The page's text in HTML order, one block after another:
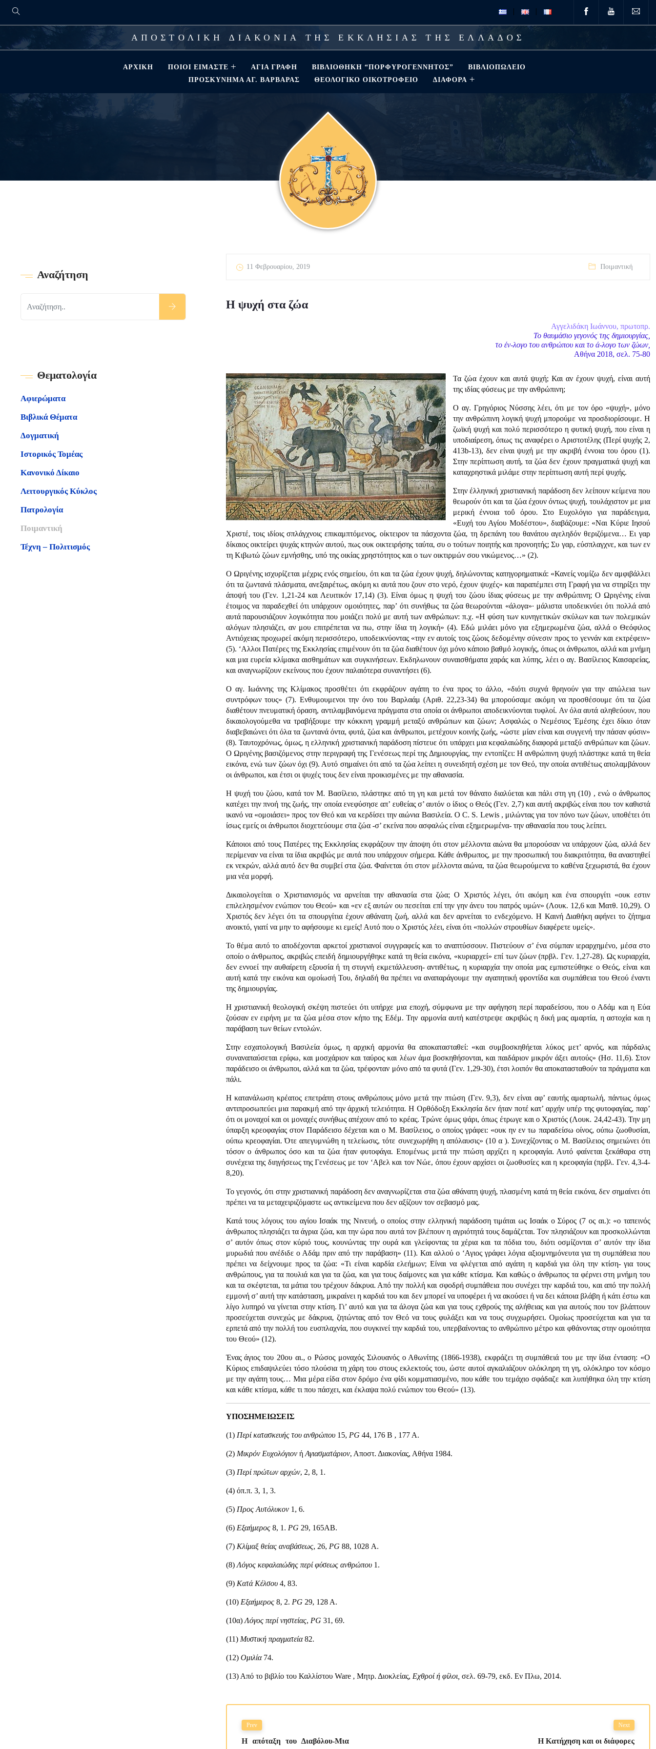
ΑΠΟΣΤΟΛΙΚΗ ΔΙΑΚΟΝΙΑ ΤΗΣ ΕΚΚΛΗΣΙΑΣ ΤΗΣ ΕΛΛΑΔΟΣ
ΑΡΧΙΚΉ ΠΟΙΟΊ ΕΊΜΑΣΤΕ ΑΓΊΑ ΓΡΑΦΉ ΒΙΒΛΙΟΘΗΚΗ “ΠΟΡΦΥΡΟΓΕΝΝΗΤΟΣ”
ΒΙΒΛΙΟΠΩΛΕΊΟ
ΠΡΟΣΚΎΝΗΜΑ ΑΓ. ΒΑΡΒΆΡΑΣ
ΘΕΟΛΟΓΙΚΌ ΟΙΚΟΤΡΟΦΕΊΟ ΔΙΑΦΟΡΑ
11 Φεβρουαρίου, 2019 Ποιμαντική
Η ψυχή στα ζώα
Αγγελιδάκη Ιωάννου, πρωτοπρ.
Το θαυμάσιο γεγονός της δημιουργίας,
το έν-λογο του ανθρώπου και το ά-λογο των ζώων,
Αθήνα 2018, σελ. 75-80
Τα ζώα έχουν και αυτά ψυχή; Και αν έχουν ψυχή, είναι αυτή
της ιδίας φύσεως με την ανθρώπινη;
Ο αγ. Γρηγόριος Νύσσης λέει, ότι με τον όρο «ψυχή», μόνο
την ανθρώπινη λογική ψυχή μπορούμε να προσδιορίσουμε. Η
ζωϊκή ψυχή και πολύ περισσότερο η φυτική ψυχή, που είναι η
υποδιαίρεση, όπως τις αναφέρει ο Αριστοτέλης (Περί ψυχής 2,
413b-13), δεν είναι ψυχή με την ακριβή έννοια του όρου (1).
Στην περίπτωση αυτή, τα ζώα δεν έχουν πραγματικά ψυχή και
καταχρηστικά μιλάμε στην περίπτωση αυτή περί ψυχής.
Στην έλληνική χριστιανική παράδοση δεν λείπουν κείμενα που
θεωρούν ότι και τα ζώα έχουν όντως ψυχή, τουλάχιστον με μια
μερική έννοια τοΰ όρου. Στο Ευχολόγιο για παράδειγμα,
«Ευχή του Αγίου Μοδέστου», διαβάζουμε: «Ναι Κύριε Ιησού
Χριστέ, τοις ιδίοις σπλάγχνοις επικαμπτόμενος, οίκτειρον τα πάσχοντα ζώα, τη δρεπάνη του θανάτου αγεληδόν θεριζόμενα… Ει γαρ
δίκαιος οικτείρει ψυχάς κτηνών αυτού, πως ουκ οικτειρήσης ταύτα, συ ο τούτων ποιητής και προνοητής; Συ γαρ, εύσπλαγχνε, και των εν
τη Κιβωτώ ζώων εμνήσθης, υπό της οικίας χρηστότητος και ο των οικτιρμών σου νικώμενος…» (2).
Ο Ωριγένης ισχυρίζεται μέχρις ενός σημείου, ότι και τα ζώα έχουν ψυχή, δηλώνοντας κατηγορηματικά: «Κανείς νομίζω δεν αμφιβάλλει
ότι τα ζωντανά πλάσματα, ανεξαιρέτως, ακόμη κι αυτά που ζουν στο νερό, έχουν ψυχές» και παραπέμπει στη Γραφή για να στηρίξει την
άποψή του (Γεν. 1,21-24 και Λευιτικόν 17,14) (3). Είναι όμως η ψυχή του ζώου ίδιας φύσεως με την ανθρώπινη; Ο Ωριγένης είναι
έτοιμος να παραδεχθεί ότι υπάρχουν ομοιότητες, παρ’ ότι συνήθως τα ζώα θεωρούνται «άλογα»· μάλιστα υποδεικνύει ότι πολλά από
αυτά παρουσιάζουν λογικότητα που μοιάζει πολύ με αυτή των ανθρώπων: π.χ. «Η φύση των κυνηγετικών σκύλων και των πολεμικών
αλόγων πλησιάζει, αν μου επιτρέπεται να πω, στην ίδια τη λογική» (4). Εδώ μιλάει μόνο για εξημερωμένα ζώα, αλλά ο Θεόφιλος
Αντιόχειας προχωρεί ακόμη περισσότερο, υποδεικνύοντας «την εν αυτοίς τοις ζώοις δεδομένην σύνεσιν προς το γεννάν και εκτρέφειν»
(5). ‘Αλλοι Πατέρες της Εκκλησίας επιμένουν ότι τα ζώα διαθέτουν όχι μόνο κάποιο βαθμό λογικής, όπως οι άνθρωποι, αλλά και μνήμη
και μια ευρεία κλίμακα αισθημάτων και συγκινήσεων. Εκδηλωνουν συναισθήματα χαράς και λύπης, λέει ο αγ. Βασίλειος Καισαρείας,
και αναγνωρίζουν εκείνους που έχουν παλαιότερα συναντήσει (6).
Ο αγ. Ιωάννης της Κλίμακος προσθέτει ότι εκφράζουν αγάπη το ένα προς το άλλο, «διότι συχνά θρηνούν για την απώλεια των
συντρόφων τους» (7). Ενθυμουμενοι την όνο του Βαρλαάμ (Αριθ. 22,23-34) θα μπορούσαμε ακόμη να προσθέσουμε ότι τα ζώα
διαθέτουν πνευματική όραση, αντιλαμβανόμενα πράγματα στα οποία οι άνθρωποι αποδεικνύονται τυφλοί. Αν όλα αυτά αληθεύουν, που
δικαιολογούμεθα να τραβήξουμε την κόκκινη γραμμή μεταξύ ανθρώπων και ζώων; Ασφαλώς ο Νεμέσιος Έμέσης έχει δίκιο όταν
διαβεβαιώνει ότι όλα τα ζωντανά όντα, φυτά, ζώα και άνθρωποι, μετέχουν κοινής ζωής, «ώστε μίαν είναι και συγγενή την πάσαν φύσιν»
(8). Ταυτοχρόνως, όμως, η ελληνική χριστιανική παράδοση πίστευε ότι υπάρχει μια κεφαλαιώδης διαφορά μεταξύ ανθρώπων και ζώων.
Ο Ωριγένης βασιζόμενος στην περιγραφή της Γενέσεως περί της Δημιουργίας, την εντοπίζει: Η ανθρώπινη ψυχή πλάστηκε κατά τη θεία
εικόνα, ενώ των ζώων όχι (9). Αυτό σημαίνει ότι από τα ζώα λείπει η συνειδητή σχέση με τον Θεό, την οποία αντιθέτως απολαμβάνουν
οι άνθρωποι, και έτσι οι ψυχές τους δεν είναι προικισμένες με την αθανασία.
Η ψυχή του ζώου, κατά τον Μ. Βασίλειο, πλάστηκε από τη γη και μετά τον θάνατο διαλύεται και πάλι στη γη (10) , ενώ ο άνθρωπος
κατέχει την πνοή της ζωής, την οποία ενεφύσησε απ’ ευθείας σ’ αυτόν ο ίδιος ο Θεός (Γεν. 2,7) και αυτή ακριβώς είναι που τον καθιστά
ικανό να «ομοιάσει» προς τον Θεό και να κερδίσει την αιώνια Βασιλεία. Ο C. S. Lewis , μιλώντας για τον πόνο των ζώων, υποθέτει ότι
ίσως εμείς οι άνθρωποι διοχετεύουμε στα ζώα -σ’ εκείνα που ασφαλώς είναι εξημερωμένα- την αθανασία που τους λείπει.
Κάποιοι από τους Πατέρες της Εκκλησίας εκφράζουν την άποψη ότι στον μέλλοντα αιώνα θα μπορούσαν να υπάρχουν ζώα, αλλά δεν
περίμεναν να είναι τα ίδια ακριβώς με αυτά που υπάρχουν σήμερα. Κάθε άνθρωπος, με την προσωπική του διακριτότητα, θα αναστηθεί
εκ νεκρών, αλλά αυτό δεν θα συμβεί στα ζώα. Φαίνεται ότι στον μέλλοντα αιώνα, τα ζώα θεωρούμενα το καθένα ξεχωριστά, θα έχουν
μια νέα μορφή.
Δικαιολογείται ο Χριστιανισμός να αρνείται την αθανασία στα ζώα; Ο Χριστός λέγει, ότι ακόμη και ένα σπουργίτι «ουκ εστιν
επιλελησμένον ενώπιον του Θεού» και «εν εξ αυτών ου πεσείται επί την γην άνευ του πατρός υμών» (Λουκ. 12,6 και Ματθ. 10,29). Ο
Χριστός δεν λέγει ότι τα σπουργίτια έχουν αθάνατη ζωή, αλλά και δεν αρνείται το ενδεχόμενο. Η Καινή Διαθήκη αφήνει το ζήτημα
ανοικτό, γιατί να μην το αφήσουμε κι εμείς! Αυτό που ο Χριστός λέει, είναι ότι «πολλών στρουθίων διαφέρετε υμείς».
Το θέμα αυτό το αποδέχονται αρκετοί χριστιανοί συγγραφείς και το αναπτύσσουν. Πιστεύουν σ’ ένα σύμπαν ιεραρχημένο, μέσα στο
οποίο ο άνθρωπος, ακριβώς επειδή δημιουργήθηκε κατά τη θεία εικόνα, «κυριαρχεί» επί των ζώων (πρβλ. Γεν. 1,27-28). Ως κυριαρχία,
δεν εννοεί την αυθαίρετη εξουσία ή τη στυγνή εκμετάλλευση- αντιθέτως, η κυριαρχία την οποία μας εμπιστεύθηκε ο Θεός, είναι και
αυτή κατά την εικόνα και ομοίωσή Του, δηλαδή θα πρέπει να αναπαράγουμε την αγαπητική φροντίδα και συμπάθεια του Θεού έναντι
της δημιουργίας.
Η χριστιανική θεολογική σκέψη πιστεύει ότι υπήρχε μια εποχή, σύμφωνα με την αφήγηση περί παραδείσου, που ο Αδάμ και η Εύα
ζούσαν εν ειρήνη με τα ζώα μέσα στον κήπο της Εδέμ. Την αρμονία αυτή κατέστρεψε ακριβώς η δική μας αμαρτία, η αστοχία και η
παράβαση των θείων εντολών.
Στην εσχατολογική Βασιλεία όμως, η αρχική αρμονία θα αποκατασταθεί: «και συμβοσκηθήεται λύκος μετ’ αρνός, και πάρδαλις
συναναπαύσεται ερίφω, και μοσχάριον και ταύρος και λέων άμα βοσκηθήσονται, και παιδάριον μικρόν άξει αυτούς» (Ησ. 11,6). Στον
παράδεισο οι άνθρωποι, αλλά και τα ζώα, τρέφονταν μόνο από τα φυτά (Γεν. 1,29-30), έτσι λοιπόν θα αποκατασταθούν τα πράγματα και
πάλι.
Η κατανάλωση κρέατος επετράπη στους ανθρώπους μόνο μετά την πτώση (Γεν. 9,3), δεν είναι αφ’ εαυτής αμαρτωλή, πάντως όμως
αντιπροσωπεύει μια παρακμή από την άρχική τελειότητα. Η Ορθόδοξη Εκκλησία δεν ήταν ποτέ κατ’ αρχήν υπέρ της φυτοφαγίας, παρ’
ότι οι μοναχοί και οι μοναχές συνήθως απέχουν από το κρέας. Τρώνε όμως ψάρι, όπως έτρωγε και ο Χριστός (Λουκ. 24,42-43). Την μη
ύπαρξη κρεοφαγίας στον Παράδεισο δέχεται και ο Μ. Βασίλειος, ο οποίος γράφει: «ουκ ην εν τω παραδείσω οίνος, ούπω ζωοθυσίαι,
ούπω κρεοφαγίαι. Ότε απεγυμνώθη η τελείωσις, τότε συνεχωρήθη η απόλαυσις» (10 α ). Συνεχίζοντας ο Μ. Βασίλειος σημειώνει ότι
τόσον ο άνθρωπος όσο και τα ζώα ήταν φυτοφάγα. Επομένως μετά την πτώση αρχίζει η κρεοφαγία. Αυτό φαίνεται ξεκάθαρα στη
συνέχεια της διηγήσεως της Γενέσεως με τον ‘Αβελ και τον Νώε, όπου έχουν αρχίσει οι ζωοθυσίες και η κρεοφαγία (πρβλ. Γεν. 4,3-4-
8,20).
Το γεγονός, ότι στην χριστιανική παράδοση δεν αναγνωρίζεται στα ζώα αθάνατη ψυχή, πλασμένη κατά τη θεία εικόνα, δεν σημαίνει ότι
πρέπει να τα μεταχειριζόμαστε ως αντικείμενα που δεν αξίζουν τον σεβασμό μας.
Κατά τους λόγους του αγίου Ισαάκ της Νινευή, ο οποίος στην ελληνική παράδοση τιμάται ως Ισαάκ ο Σύρος (7 ος αι.): «ο ταπεινός
άνθρωπος πλησιάζει τα άγρια ζώα, και την ώρα που αυτά τον βλέπουν η αγριότητά τους δαμάζεται. Τον πλησιάζουν και προσκολλώνται
σ’ αυτόν όπως στον κύριό τους, κουνώντας την ουρά και γλείφοντας τα χέρια και τα πόδια του, διότι οσμίζονται σ’ αυτόν την ίδια
μυρωδιά που ανέδιδε ο Αδάμ πριν από την παράβαση» (11). Και αλλού ο ‘Αγιος γράφει λόγια αξιομνημόνευτα για τη συμπάθεια που
πρέπει να δείχνουμε προς τα ζώα: «Τι είναι καρδία ελεήμων; Είναι να φλέγεται από αγάπη η καρδιά για όλη την κτίση- για τους
ανθρώπους, για τα πουλιά και για τα ζώα, και για τους δαίμονες και για κάθε κτίσμα. Και καθώς ο άνθρωπος τα φέρνει στη μνήμη του
και τα σκέφτεται, τα μάτια του τρέχουν δάκρυα. Από την πολλή και σφοδρή συμπάθεια που συνέχει την καρδιά του, και από την πολλή
εμμονή σ’ αυτή την κατάσταση, μικραίνει η καρδιά του και δεν μπορεί να υποφέρει ή να ακούσει ή να δει κάποια βλάβη ή κάτι έστω και
λίγο λυπηρό να γίνεται στην κτίση. Γι’ αυτό και για τα άλογα ζώα και για τους εχθρούς της αλήθειας και για αυτούς που τον βλάπτουν
προσεύχεται συνεχώς με δάκρυα, ζητώντας από τον Θεό να τους φυλάξει και να τους συγχωρήσει. Ομοίως προσεύχεται και για τα
ερπετά από την πολλή του ευσπλαχνία, που συγκινεί την καρδιά του, υπερβαίνοντας το ανθρώπινο μέτρο και φθάνοντας στην ομοιότητα
του Θεού» (12).
Ένας άγιος του 20ου αι., ο Ρώσος μοναχός Σιλουανός ο Αθωνίτης (1866-1938), εκφράζει τη συμπάθειά του με την ίδια ένταση: «Ο
Κύριος επιδαψιλεύει τόσο πλούσια τη χάρη του στους εκλεκτούς του, ώστε αυτοί αγκαλιάζουν ολόκληρη τη γη, ολόκληρο τον κόσμο
με την αγάπη τους… Μια μέρα είδα στον δρόμο ένα φίδι κομματιασμένο, που κάθε του τεμάχιο σφάδαζε και λυπήθηκα όλη την κτίση
και κάθε κτίσμα, κάθε τι που πάσχει, και έκλαψα πολύ ενώπιον του Θεού» (13).
ΥΠΟΣΗΜΕΙΩΣΕΙΣ
(1) Περί κατασκευής του ανθρώπου 15, PG 44, 176 B , 177 A.
(2) Μικρόν Ευχολόγιον ή Αγιασματάριον, Αποστ. Διακονίας, Αθήνα 1984.
(3) Περί πρώτων αρχών, 2, 8, 1.
(4) όπ.π. 3, 1, 3.
(5) Προς Αυτόλυκον 1, 6.
(6) Εξαήμερος 8, 1. PG 29, 165ΑΒ.
(7) Κλίμαξ θείας αναβάσεως, 26, PG 88, 1028 Α.
(8) Λόγος κεφαλαιώδης περί φύσεως ανθρώπου 1.
(9) Κατά Κέλσου 4, 83.
(10) Εξαήμερος 8, 2. PG 29, 128 A.
(10α) Λόγος περί νηστείας, PG 31, 69.
(11) Μυστική πραγματεία82.
(12) Ομιλία 74.
(13) Από το βιβλίο του Καλλίστου Ware , Μητρ. Διοκλείας, Εχθροί ή φίλοι, σελ. 69-79, εκδ. Εν Πλω, 2014.
Prev
Η απόταξη του Διαβόλου-Μια
Next
Η Κατήχηση και οι διάφορες
Αναζήτηση
Θεματολογία
Αφιερώματα
Βιβλικά Θέματα
Δογματική
Ιστορικός Τομέας
Κανονικό Δίκαιο
Λειτουργικός Κύκλος
Πατρολογία
Ποιμαντική
Τέχνη – Πολιτισμός